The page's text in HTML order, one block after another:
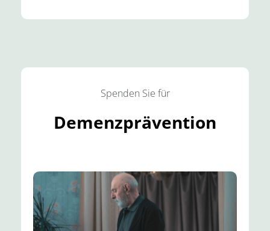
Spenden Sie für
Demenzprävention